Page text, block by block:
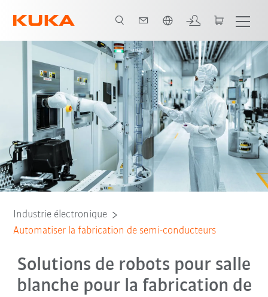
E-Book à télécharger Études de cas Intégrateurs partenaires
Industrie électronique
Automatiser la fabrication de semi-conducteurs
Solutions de robots pour salle
blanche pour la fabrication de